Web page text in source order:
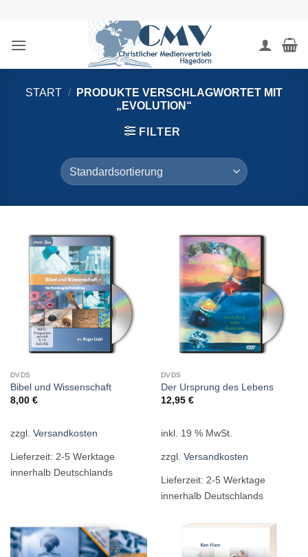
springen
START /
PRODUKTE VERSCHLAGWORTET MIT
„EVOLUTION“
FILTER
DVDS
Bibel und Wissenschaft
8,00 €
zzgl. Versandkosten
Lieferzeit: 2-5 Werktage
innerhalb Deutschlands
DVDS
Der Ursprung des Lebens
12,95 €
inkl. 19 % MwSt.
zzgl. Versandkosten
Lieferzeit: 2-5 Werktage
innerhalb Deutschlands